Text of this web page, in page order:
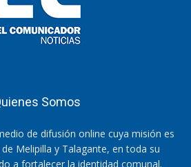
Somos
de difusión online cuya misión es
Melipilla y Talagante, en toda su
a fortalecer la identidad comunal.